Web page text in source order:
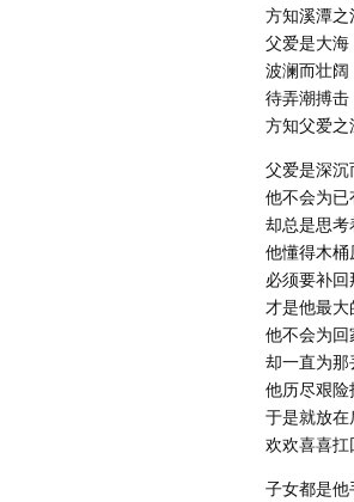
方知溪潭之
父爱是大海
波澜而壮阔
待弄潮搏击
方知父爱之
父爱是深沉
他不会为
却总是思
他懂得木桶
必须要补
才是他最大
他不会为
却一直为
他历尽艰
于是就放在
欢欢喜喜扛
子女都是他